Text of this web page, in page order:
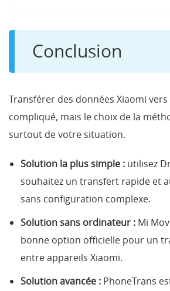
Conclusion
Transférer des données Xiaomi vers
compliqué, mais le choix de la
surtout de votre situation.
Solution la plus simple : utilisez
souhaitez un transfert rapide et
sans configuration complexe.
Solution sans ordinateur : Mi
bonne option officielle pour un
entre appareils Xiaomi.
Solution avancée : PhoneTrans